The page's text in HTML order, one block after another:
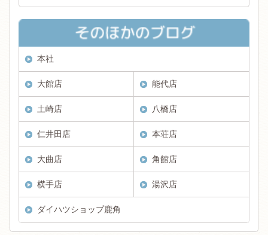
本社
大館店 能代店
土崎店 八橋店
仁井田店 本荘店
大曲店 角館店
横手店 湯沢店
ダイハツショップ鹿角